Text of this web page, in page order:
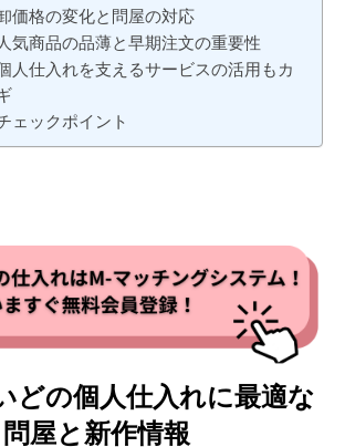
価格の変化と問屋の対応
人気商品の品薄と早期注文の重要性
人仕入れを支えるサービスの活用もカ
ェックポイント
どの個人仕入れに最適な
問屋と新作情報